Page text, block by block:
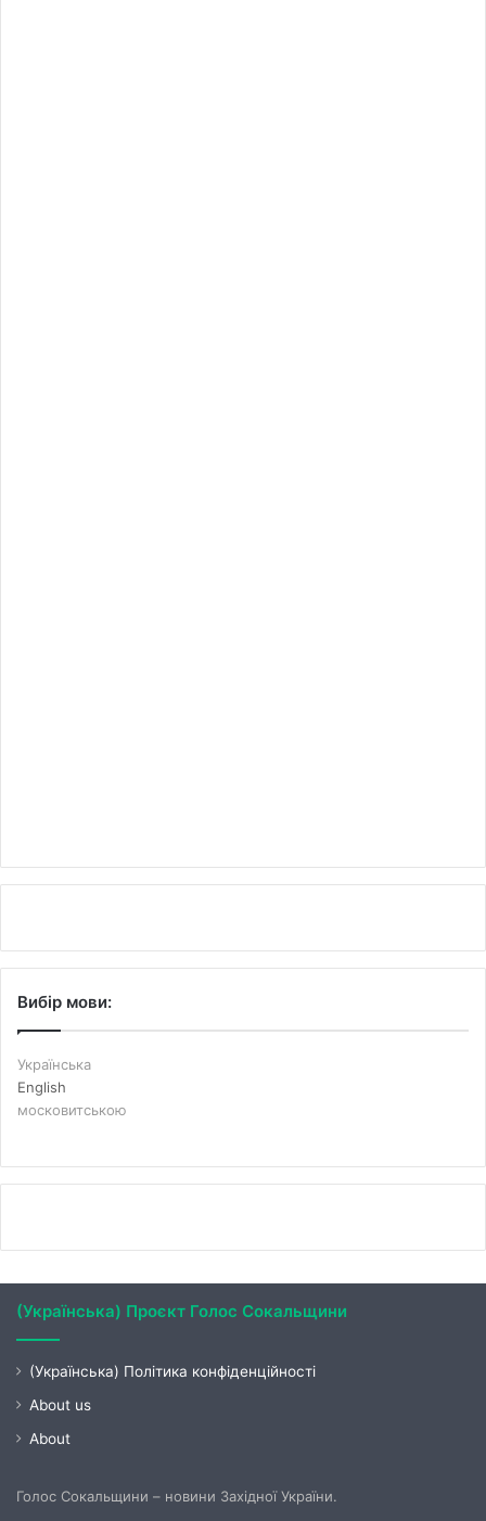
Вибір мови:
Українська
English
московитською
(Українська) Проєкт Голос Сокальщини
(Українська) Політика конфіденційності
About us
About
Голос Сокальщини – новини Західної України.